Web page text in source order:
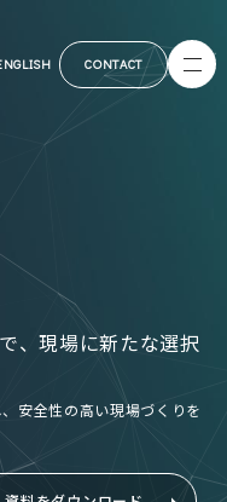
CONTACT
、現場に新たな選択
安全性の高い現場づくりを